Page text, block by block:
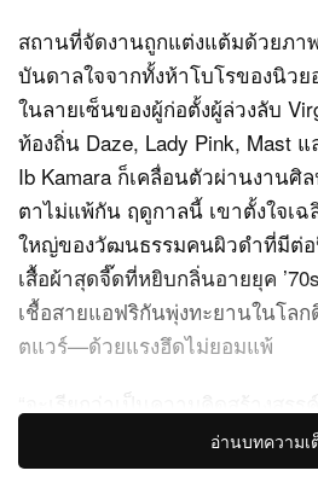
สถานที่จัดงานถูกแต่งแต้มด้วยภา
บันดาลใจจากทั้งห้าโบโรของนิว
ในลายเซ็นของผู้ก่อตั้งผู้ล่วงลับ
ท้องถิ่น Daze, Lady Pink, Mast
Ib Kamara ก็เคลื่อนตัวผ่านงาน
ตาไม่แพ้กัน ฤดูกาลนี้ เขาตั้งใจเ
ใหญ่ของวัฒนธรรมคนผิวดำที่มีต่
เสื้อผ้าสุดจี๊ดที่หยิบกลิ่นอายยุค
เชื้อสายแอฟริกันพุ่งทะยานในโล
ตแวร์—ด้วยแรงฮึดไม่ยอมแพ้
“จะเรียกว่าเป็นความคิดสร้างสร
หรือการแสดงตัวตนเพื่อความอยู่ร
ไว้ในโน้ตโชว์ “แรงขับนี้มีพลังชีวิ
อ่านบทความเ